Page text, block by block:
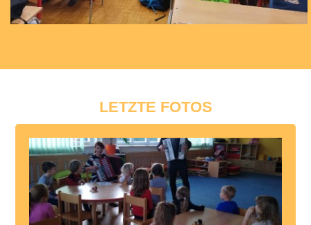
LETZTE FOTOS